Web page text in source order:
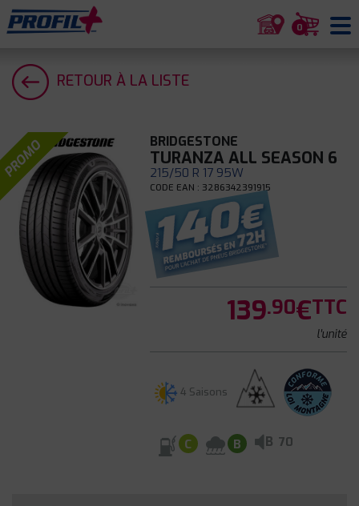
0
RETOUR À LA LISTE
PROMO BRIDGESTONE
TURANZA ALL SEASON 6
215/50 R 17 95W
CODE EAN : 3286342391915
139.90€TTC
l'unité
4 Saisons
C B B 70